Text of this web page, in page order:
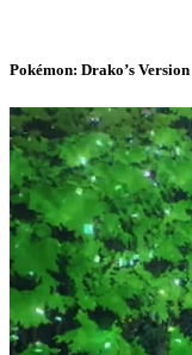
Pokémon: Drako’s Version